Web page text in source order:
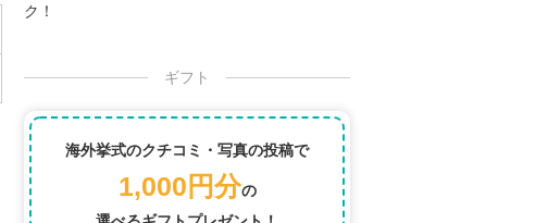
ク！
ギフト
海外挙式のクチコミ・写真の投稿で
1,000円分の